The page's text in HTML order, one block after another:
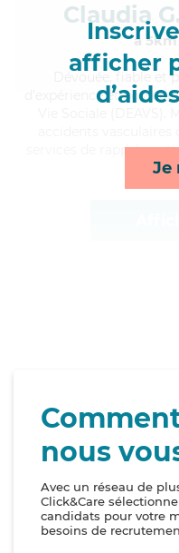
afficher
Je
Claudia
à 5km
, fiable et
d'expérience et
services de rappels,
nous
Avec un réseau de
Click&Care
candidats pour votre
besoins de